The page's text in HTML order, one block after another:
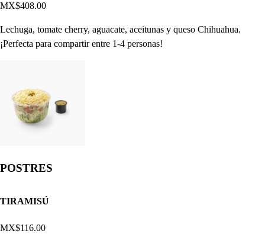
MX$408.00
Lechuga, tomate cherry, aguacate, aceitunas y queso Chihuahua.
¡Perfecta para compartir entre 1-4 personas!
POSTRES
TIRAMISÚ
MX$116.00